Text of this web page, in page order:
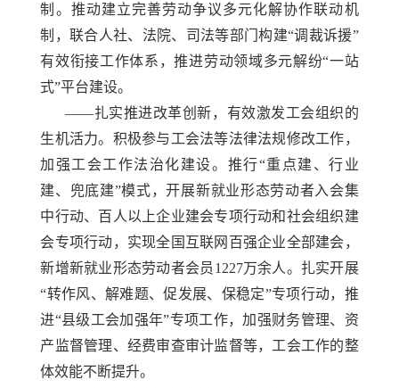
制。推动建立完善劳动争议多元化解协作联动机
制，联合人社、法院、司法等部门构建“调裁诉援”
有效衔接工作体系，推进劳动领域多元解纷“一站
式”平台建设。
——扎实推进改革创新，有效激发工会组织的
生机活力。积极参与工会法等法律法规修改工作，
加强工会工作法治化建设。推行“重点建、行业
建、兜底建”模式，开展新就业形态劳动者入会集
中行动、百人以上企业建会专项行动和社会组织建
会专项行动，实现全国互联网百强企业全部建会，
新增新就业形态劳动者会员1227万余人。扎实开展
“转作风、解难题、促发展、保稳定”专项行动，推
进“县级工会加强年”专项工作，加强财务管理、资
产监督管理、经费审查审计监督等，工会工作的整
体效能不断提升。